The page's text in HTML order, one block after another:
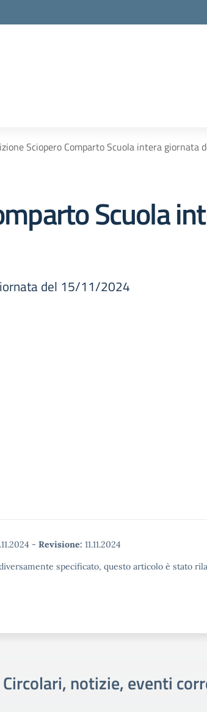
Sciopero Comparto Scuola intera
Scuola
del 15/11/2024
- Revisione: 11.11.2024
specificato, questo articolo è stato
Circolari, notizie, eventi